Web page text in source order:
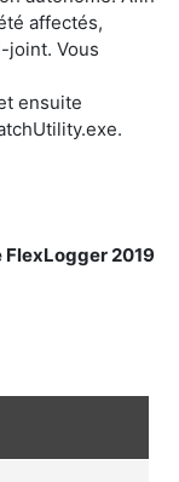
affectés,
Vous
ensuite
2019